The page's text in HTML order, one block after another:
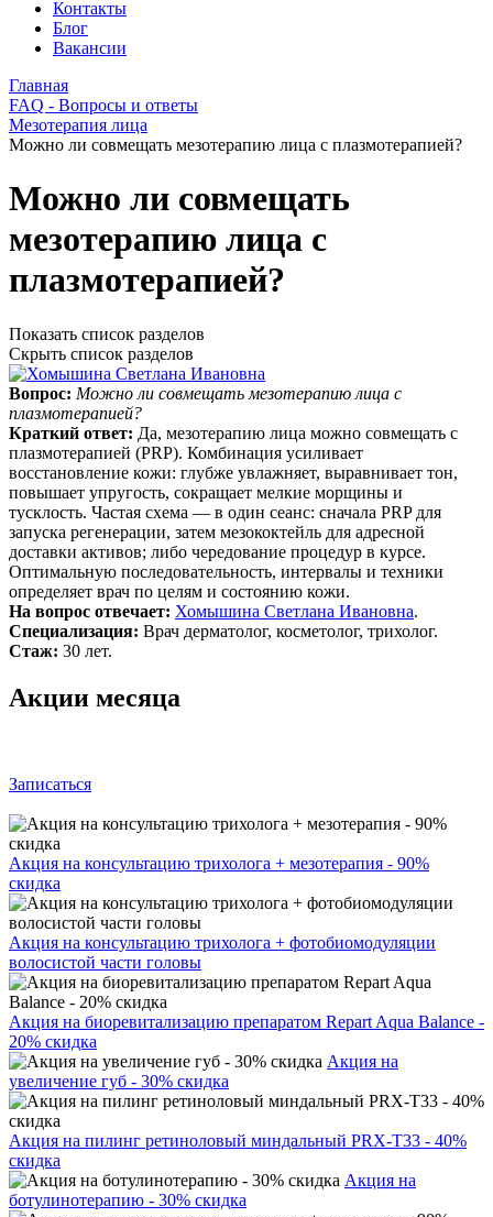
Контакты
Блог
Вакансии
Главная
FAQ - Вопросы и ответы
Мезотерапия лица
Можно ли совмещать мезотерапию лица с плазмотерапией?
Можно ли совмещать
мезотерапию лица с
плазмотерапией?
Показать список разделов
Скрыть список разделов
Вопрос: Можно ли совмещать мезотерапию лица с
плазмотерапией?
Краткий ответ: Да, мезотерапию лица можно совмещать с
плазмотерапией (PRP). Комбинация усиливает
восстановление кожи: глубже увлажняет, выравнивает тон,
повышает упругость, сокращает мелкие морщины и
тусклость. Частая схема — в один сеанс: сначала PRP для
запуска регенерации, затем мезококтейль для адресной
доставки активов; либо чередование процедур в курсе.
Оптимальную последовательность, интервалы и техники
определяет врач по целям и состоянию кожи.
На вопрос отвечает: Хомышина Светлана Ивановна.
Специализация: Врач дерматолог, косметолог, трихолог.
Стаж: 30 лет.
Акции месяца
Записаться
Акция на консультацию трихолога + мезотерапия - 90%
скидка
Акция на консультацию трихолога + фотобиомодуляции
волосистой части головы
Акция на биоревитализацию препаратом Repart Aqua Balance -
20% скидка
Акция на
увеличение губ - 30% скидка
Акция на пилинг ретиноловый миндальный PRX-T33 - 40%
скидка
Акция на
ботулинотерапию - 30% скидка